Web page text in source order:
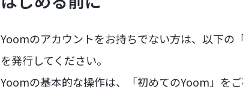
Yoomのアカウントをお持ちでない方は、以下の
を発行してください。
Yoomの基本的な操作は、「初めてのYoom」をご